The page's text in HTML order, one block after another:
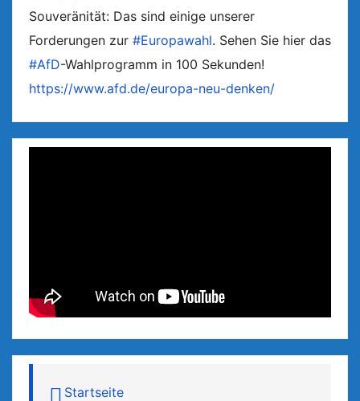
Souveränität: Das sind einige unserer
Forderungen zur #Europawahl. Sehen Sie hier das
#AfD-Wahlprogramm in 100 Sekunden!
https://www.afd.de/europa-neu-denken/
Startseite